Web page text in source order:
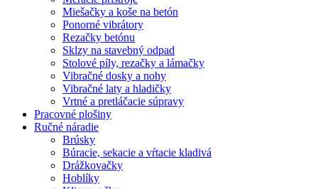
Miešačky a koše na betón
Ponorné vibrátory
Rezačky betónu
Sklzy na stavebný odpad
Stolové píly, rezačky a lámačky
Vibračné dosky a nohy
Vibračné laty a hladičky
Vrtné a pretláčacie súpravy
Pracovné plošiny
Ručné náradie
Brúsky
Búracie, sekacie a vŕtacie kladivá
Drážkovačky
Hoblíky